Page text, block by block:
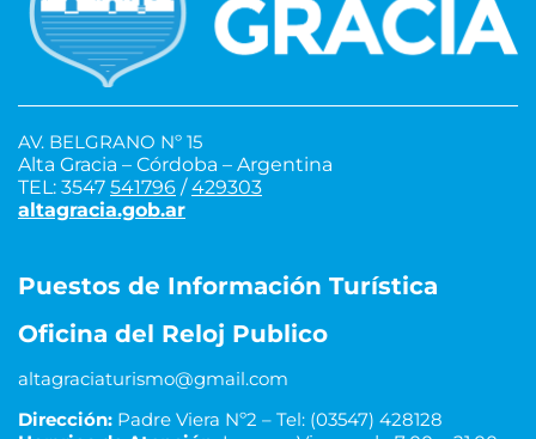
AV. BELGRANO Nº 15
Alta Gracia – Córdoba – Argentina
TEL: 3547 541796 /429303
altagracia.gob.ar
Puestos de Información Turística
Oficina del Reloj Publico
altagraciaturismo@gmail.com
Dirección: Padre Viera Nº2 – Tel: (03547) 428128